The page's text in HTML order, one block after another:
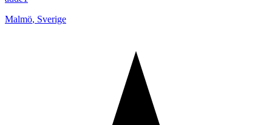
Malmö, Sverige